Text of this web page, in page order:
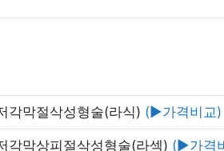
각막절삭성형술(라식) (▶가격비교)
각막상피절삭성형술(라섹) (▶가격